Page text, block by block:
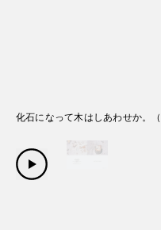
化石になって木はしあわせか。 （